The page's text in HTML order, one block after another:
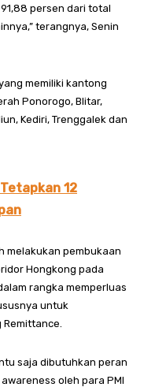
persen dari total
terangnya, Senin
memiliki kantong
Ponorogo, Blitar,
Kediri, Trenggalek dan
12
melakukan pembukaan
Hongkong pada
rangka memperluas
untuk
saja dibutuhkan peran
oleh para PMI